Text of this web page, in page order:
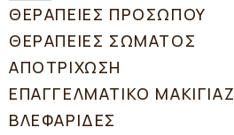
ΘΕΡΑΠΕΙΕΣ ΠΡΟΣΩΠΟΥ
ΘΕΡΑΠΕΙΕΣ ΣΩΜΑΤΟΣ
ΑΠΟΤΡΙΧΩΣΗ
ΕΠΑΓΓΕΛΜΑΤΙΚΟ ΜΑΚΙΓΙΑΖ
ΒΛΕΦΑΡΙΔΕΣ